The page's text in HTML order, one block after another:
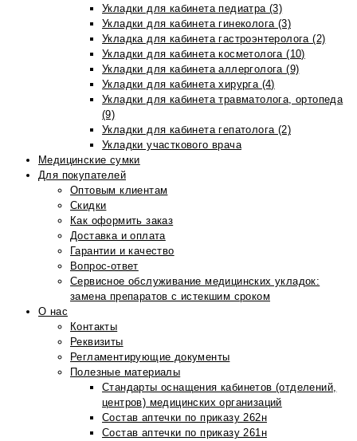
Укладки для кабинета педиатра (3)
Укладки для кабинета гинеколога (3)
Укладка для кабинета гастроэнтеролога (2)
Укладки для кабинета косметолога (10)
Укладки для кабинета аллерголога (9)
Укладки для кабинета хирурга (4)
Укладки для кабинета травматолога, ортопеда
(9)
Укладки для кабинета гепатолога (2)
Укладки участкового врача
Медицинские сумки
Для покупателей
Оптовым клиентам
Скидки
Как оформить заказ
Доставка и оплата
Гарантии и качество
Вопрос-ответ
Сервисное обслуживание медицинских укладок:
замена препаратов с истекшим сроком
О нас
Контакты
Реквизиты
Регламентирующие документы
Полезные материалы
Стандарты оснащения кабинетов (отделений,
центров) медицинских организаций
Состав аптечки по приказу 262н
Состав аптечки по приказу 261н